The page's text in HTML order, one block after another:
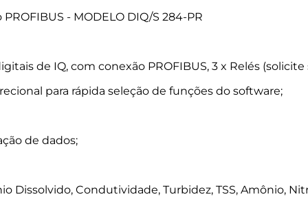
- MODELO DIQ/S 284-PR
de IQ, com conexão PROFIBUS, 3 x Relés
para rápida seleção de funções do software;
de dados;
Dissolvido, Condutividade, Turbidez, TSS, Amônio,